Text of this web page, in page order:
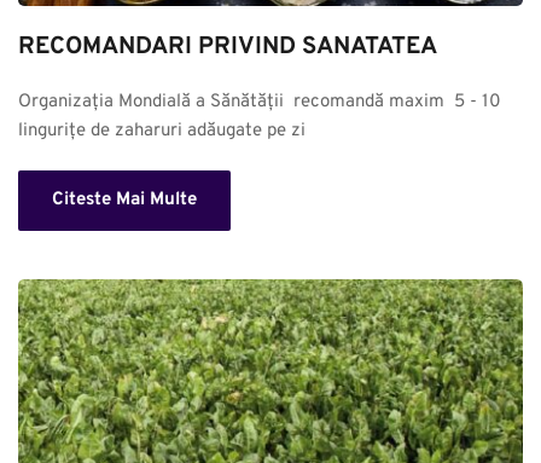
RECOMANDARI PRIVIND SANATATEA
Organizația Mondială a Sănătății  recomandă maxim  5 - 10
lingurițe de zaharuri adăugate pe zi
Citeste Mai Multe